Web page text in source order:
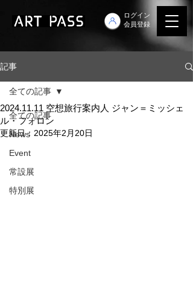
ログイン
会員登録
記事
全ての記事
News
Event
常設展
特別展
全ての記事
2024.11.11 空想旅行案内人 ジャン＝ミッシェ
ル・フォロン
更新日： 2025年2月20日